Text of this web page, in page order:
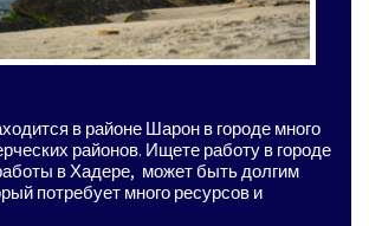
в районе Шарон в городе много
районов. Ищете работу в городе
в Хадере, может быть долгим
потребует много ресурсов и